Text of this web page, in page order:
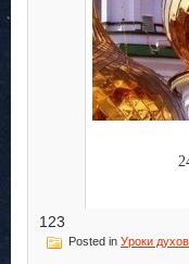
123
Posted in Уроки